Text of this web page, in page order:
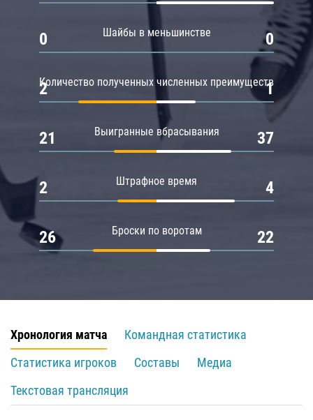
Шайбы в меньшинстве
0 0
Количество полученных численных преимуществ
2 1
Выигранные вбрасывания
21 37
Штрафное время
2 4
Броски по воротам
26 22
Хронология матча
Командная статистика
Статистика игроков
Составы
Медиа
Текстовая трансляция